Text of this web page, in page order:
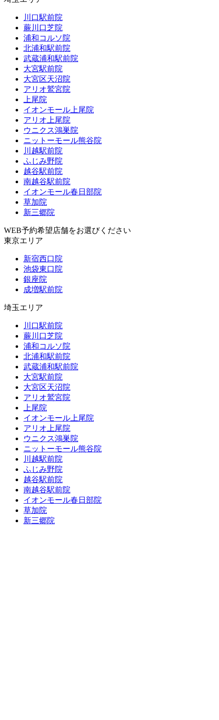
川口駅前院
蕨川口芝院
浦和コルソ院
北浦和駅前院
武蔵浦和駅前院
大宮駅前院
大宮区天沼院
アリオ鷲宮院
上尾院
イオンモール上尾院
アリオ上尾院
ウニクス鴻巣院
ニットーモール熊谷院
川越駅前院
ふじみ野院
越谷駅前院
南越谷駅前院
イオンモール春日部院
草加院
新三郷院
WEB予約希望店舗をお選びください
東京エリア
新宿西口院
池袋東口院
銀座院
成増駅前院
埼玉エリア
川口駅前院
蕨川口芝院
浦和コルソ院
北浦和駅前院
武蔵浦和駅前院
大宮駅前院
大宮区天沼院
アリオ鷲宮院
上尾院
イオンモール上尾院
アリオ上尾院
ウニクス鴻巣院
ニットーモール熊谷院
川越駅前院
ふじみ野院
越谷駅前院
南越谷駅前院
イオンモール春日部院
草加院
新三郷院